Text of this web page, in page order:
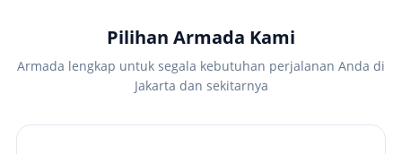
Pilihan Armada Kami
Armada lengkap untuk segala kebutuhan perjalanan Anda di
Jakarta dan sekitarnya